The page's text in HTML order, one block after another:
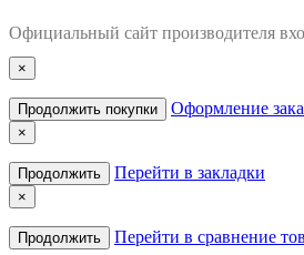
Официальный сайт производителя
×
Продолжить покупки Оформление
×
Продолжить Перейти в закладки
×
Продолжить Перейти в сравнение